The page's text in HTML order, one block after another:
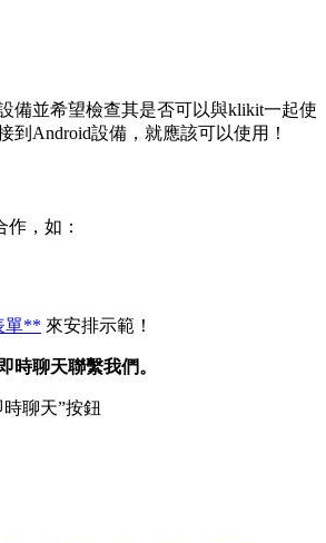
備並希望檢查其是否可以與klikit一起使
到Android設備，就應該可以使用！
，如：
單** 來安排示範！
時聊天聯繫我們。
聊天”按鈕